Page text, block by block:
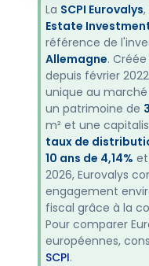
La SCPI Eurovalys
Estate
référence de
Allemagne.
depuis février
unique au
un patrimoine de
m² et une
taux de
10 ans de 4,14% et
2026, Eurovalys
engagement
fiscal grâce à la
Pour comparer
européennes,
SCPI.